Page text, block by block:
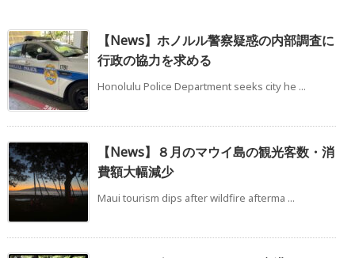
【News】ホノルル警察疑惑の内部調査に
行政の協力を求める
Honolulu Police Department seeks city he ...
【News】８月のマウイ島の観光客数・消
費額大幅減少
Maui tourism dips after wildfire afterma ...